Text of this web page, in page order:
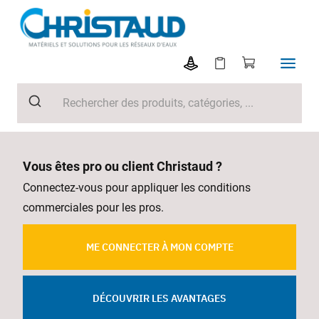
Vous êtes pro ou client Christaud ?
Connectez-vous pour appliquer les conditions
commerciales pour les pros.
ME CONNECTER À MON COMPTE
DÉCOUVRIR LES AVANTAGES